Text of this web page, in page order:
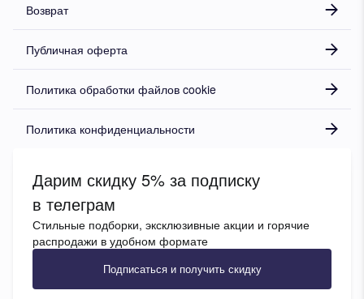
Возврат
Публичная оферта
Политика обработки файлов cookie
Политика конфиденциальности
Дарим скидку 5% за подписку
в телеграм
Стильные подборки, эксклюзивные акции и горячие
распродажи в удобном формате
Подписаться и получить скидку